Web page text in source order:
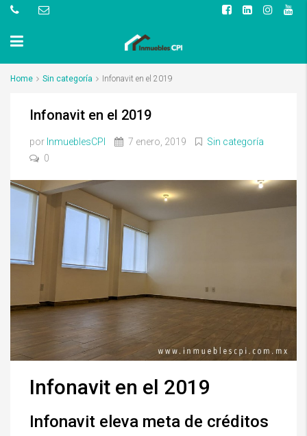
Home Sin categoría Infonavit en el 2019
Infonavit en el 2019
por InmueblesCPI 7 enero, 2019
Sin categoría
0
Infonavit en el 2019
Infonavit eleva meta de créditos